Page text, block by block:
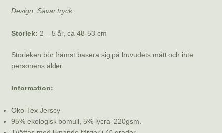
Design: Sävar tryck.
Storlek: 2 – 5 år, ca 48-53 cm
Storleken bör främst basera sig på huvudets mått och inte
personens ålder.
Information:
Öko-Tex Jersey
95% ekologisk bomull, 5% lycra. 220gsm.